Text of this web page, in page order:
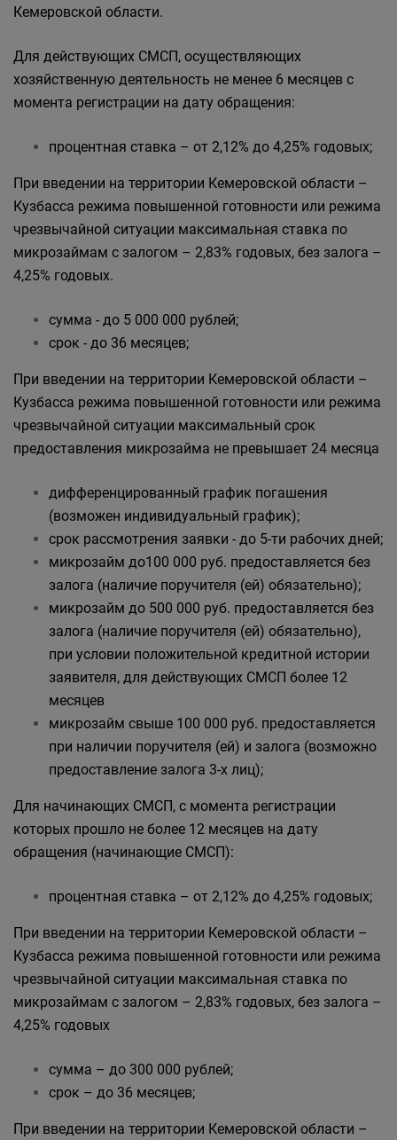
Кемеровской области.
Для действующих СМСП, осуществляющих
хозяйственную деятельность не менее 6 месяцев с
момента регистрации на дату обращения:
процентная ставка – от 2,12% до 4,25% годовых;
При введении на территории Кемеровской области –
Кузбасса режима повышенной готовности или режима
чрезвычайной ситуации максимальная ставка по
микрозаймам с залогом – 2,83% годовых, без залога –
4,25% годовых.
сумма - до 5 000 000 рублей;
срок - до 36 месяцев;
При введении на территории Кемеровской области –
Кузбасса режима повышенной готовности или режима
чрезвычайной ситуации максимальный срок
предоставления микрозайма не превышает 24 месяца
дифференцированный график погашения
(возможен индивидуальный график);
срок рассмотрения заявки - до 5-ти рабочих дней;
микрозайм до100 000 руб. предоставляется без
залога (наличие поручителя (ей) обязательно);
микрозайм до 500 000 руб. предоставляется без
залога (наличие поручителя (ей) обязательно),
при условии положительной кредитной истории
заявителя, для действующих СМСП более 12
месяцев
микрозайм свыше 100 000 руб. предоставляется
при наличии поручителя (ей) и залога (возможно
предоставление залога 3-х лиц);
Для начинающих СМСП, с момента регистрации
которых прошло не более 12 месяцев на дату
обращения (начинающие СМСП):
процентная ставка – от 2,12% до 4,25% годовых;
При введении на территории Кемеровской области –
Кузбасса режима повышенной готовности или режима
чрезвычайной ситуации максимальная ставка по
микрозаймам с залогом – 2,83% годовых, без залога –
4,25% годовых
сумма – до 300 000 рублей;
срок – до 36 месяцев;
При введении на территории Кемеровской области –